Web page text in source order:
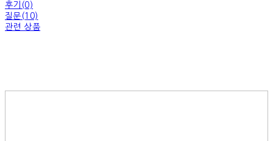
후기(0)
질문(10)
관련 상품